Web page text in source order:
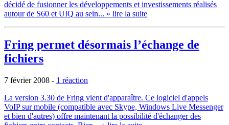
décidé de fusionner les développements et investissements réalisés
autour de S60 et UIQ au sein... » lire la suite
Fring permet désormais l’échange de
fichiers
7 février 2008 - 1 réaction
La version 3.30 de Fring vient d'apparaître. Ce logiciel d'appels
VoIP sur mobile (compatible avec Skype, Windows Live Messenger
et bien d'autres) offre maintenant la possibilité d'échanger des